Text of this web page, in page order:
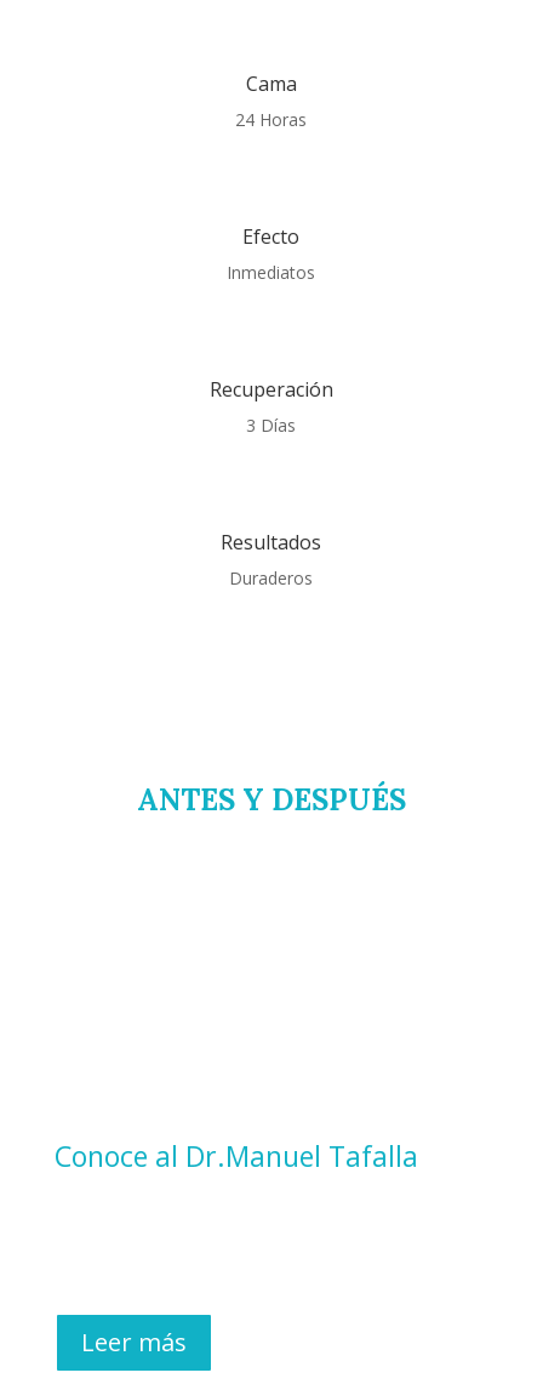
Cama
24 Horas
Efecto
Inmediatos
Recuperación
3 Días
Resultados
Duraderos
ANTES Y DESPUÉS
Conoce al Dr.Manuel Tafalla
Leer más